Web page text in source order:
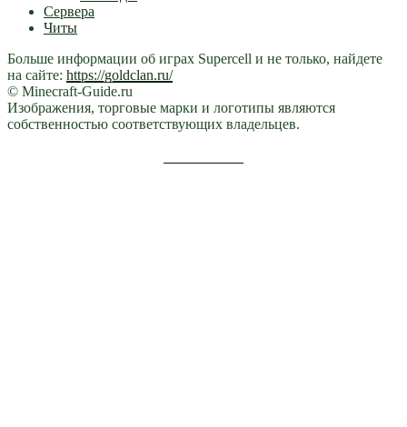
Сервера
Читы
Больше информации об играх Supercell и не только, найдете
на сайте: https://goldclan.ru/
© Minecraft-Guide.ru
Изображения, торговые марки и логотипы являются
собственностью соответствующих владельцев.